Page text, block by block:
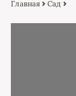
Главная Сад